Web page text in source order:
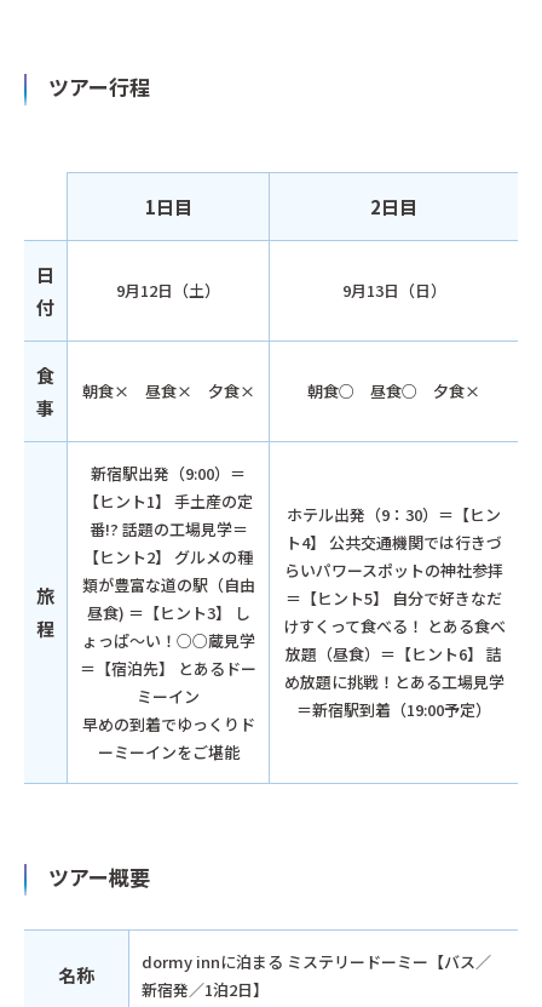
ツアー行程
1日目 2日目
日
付
9月12日（土） 9月13日（日）
食
事
朝食× 昼食× 夕食× 朝食○ 昼食○ 夕食×
旅
程
新宿駅出発（9:00）＝
【ヒント1】 手土産の定
番!? 話題の工場見学＝
【ヒント2】 グルメの種
類が豊富な道の駅（自由
昼食) ＝【ヒント3】 し
ょっぱ～い！○○蔵見学
＝【宿泊先】 とあるドー
ミーイン
早めの到着でゆっくりド
ーミーインをご堪能
ホテル出発（9：30）＝【ヒン
ト4】 公共交通機関では行きづ
らいパワースポットの神社参拝
＝【ヒント5】 自分で好きなだ
けすくって食べる！ とある食べ
放題（昼食）＝【ヒント6】 詰
め放題に挑戦！とある工場見学
＝新宿駅到着（19:00予定）
ツアー概要
名称
dormy innに泊まる ミステリードーミー【バス／
新宿発／1泊2日】